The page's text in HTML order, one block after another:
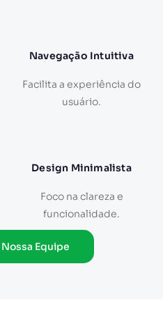
Navegação Intuitiva
Facilita a experiência do
usuário.
Design Minimalista
Foco na clareza e
funcionalidade.
Equipe